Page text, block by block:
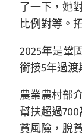
了一下，她
比例對等。
2025年是鞏
銜接5年過渡
農業農村部
幫扶超過
貧風險，脫